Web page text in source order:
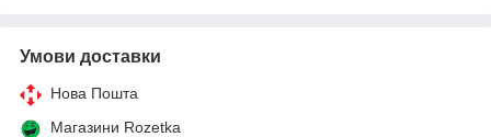
Умови доставки
Нова Пошта
Магазини Rozetka